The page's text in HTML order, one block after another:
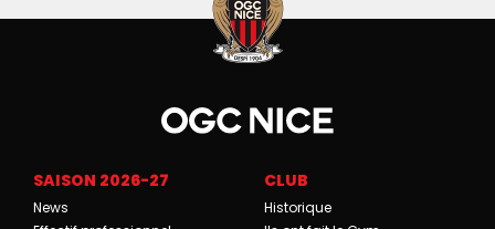
SAISON 2026-27
News
CLUB
Historique